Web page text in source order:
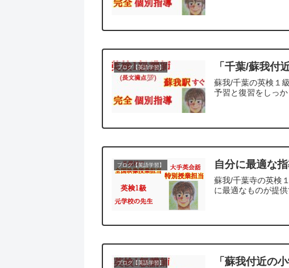
ブログ【英語学習】 「千葉/蘇我付
蘇我/千葉の英検１
予習と復習をしっ
ブログ【英語学習】 自分に最適な
蘇我/千葉寺の英検
に最適なものが提
ブログ【英語学習】 「蘇我付近の